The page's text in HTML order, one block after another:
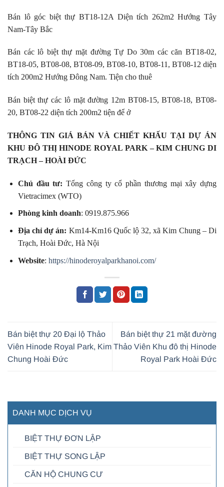
Bán lô góc biệt thự BT18-12A Diện tích 262m2 Hướng Tây
Nam-Tây Bắc
Bán các lô biệt thự mặt đường Tự Do 30m các căn BT18-02,
BT18-05, BT08-08, BT08-09, BT08-10, BT08-11, BT08-12 diện
tích 200m2 Hướng Đông Nam. Tiện cho thuê
Bán biệt thự các lô mặt đường 12m BT08-15, BT08-18, BT08-
20, BT08-22 diện tích 200m2 tiện để ở
THÔNG TIN GIÁ BÁN VÀ CHIẾT KHẤU TẠI DỰ ÁN
KHU ĐÔ THỊ HINODE ROYAL PARK – KIM CHUNG DI
TRẠCH – HOÀI ĐỨC
Chủ đầu tư: Tổng công ty cổ phần thương mại xây dựng
Vietracimex (WTO)
Phòng kinh doanh: 0919.875.966
Địa chỉ dự án: Km14-Km16 Quốc lộ 32, xã Kim Chung – Di
Trạch, Hoài Đức, Hà Nội
Website: https://hinoderoyalparkhanoi.com/
Bán biệt thự 20 Đại lộ Thảo
Viên Hinode Royal Park, Kim
Chung Hoài Đức
Bán biệt thự 21 mặt đường
Thảo Viên Khu đô thị Hinode
Royal Park Hoài Đức
DANH MỤC DỊCH VỤ
BIỆT THỰ ĐƠN LẬP
BIỆT THỰ SONG LẬP
CĂN HỘ CHUNG CƯ